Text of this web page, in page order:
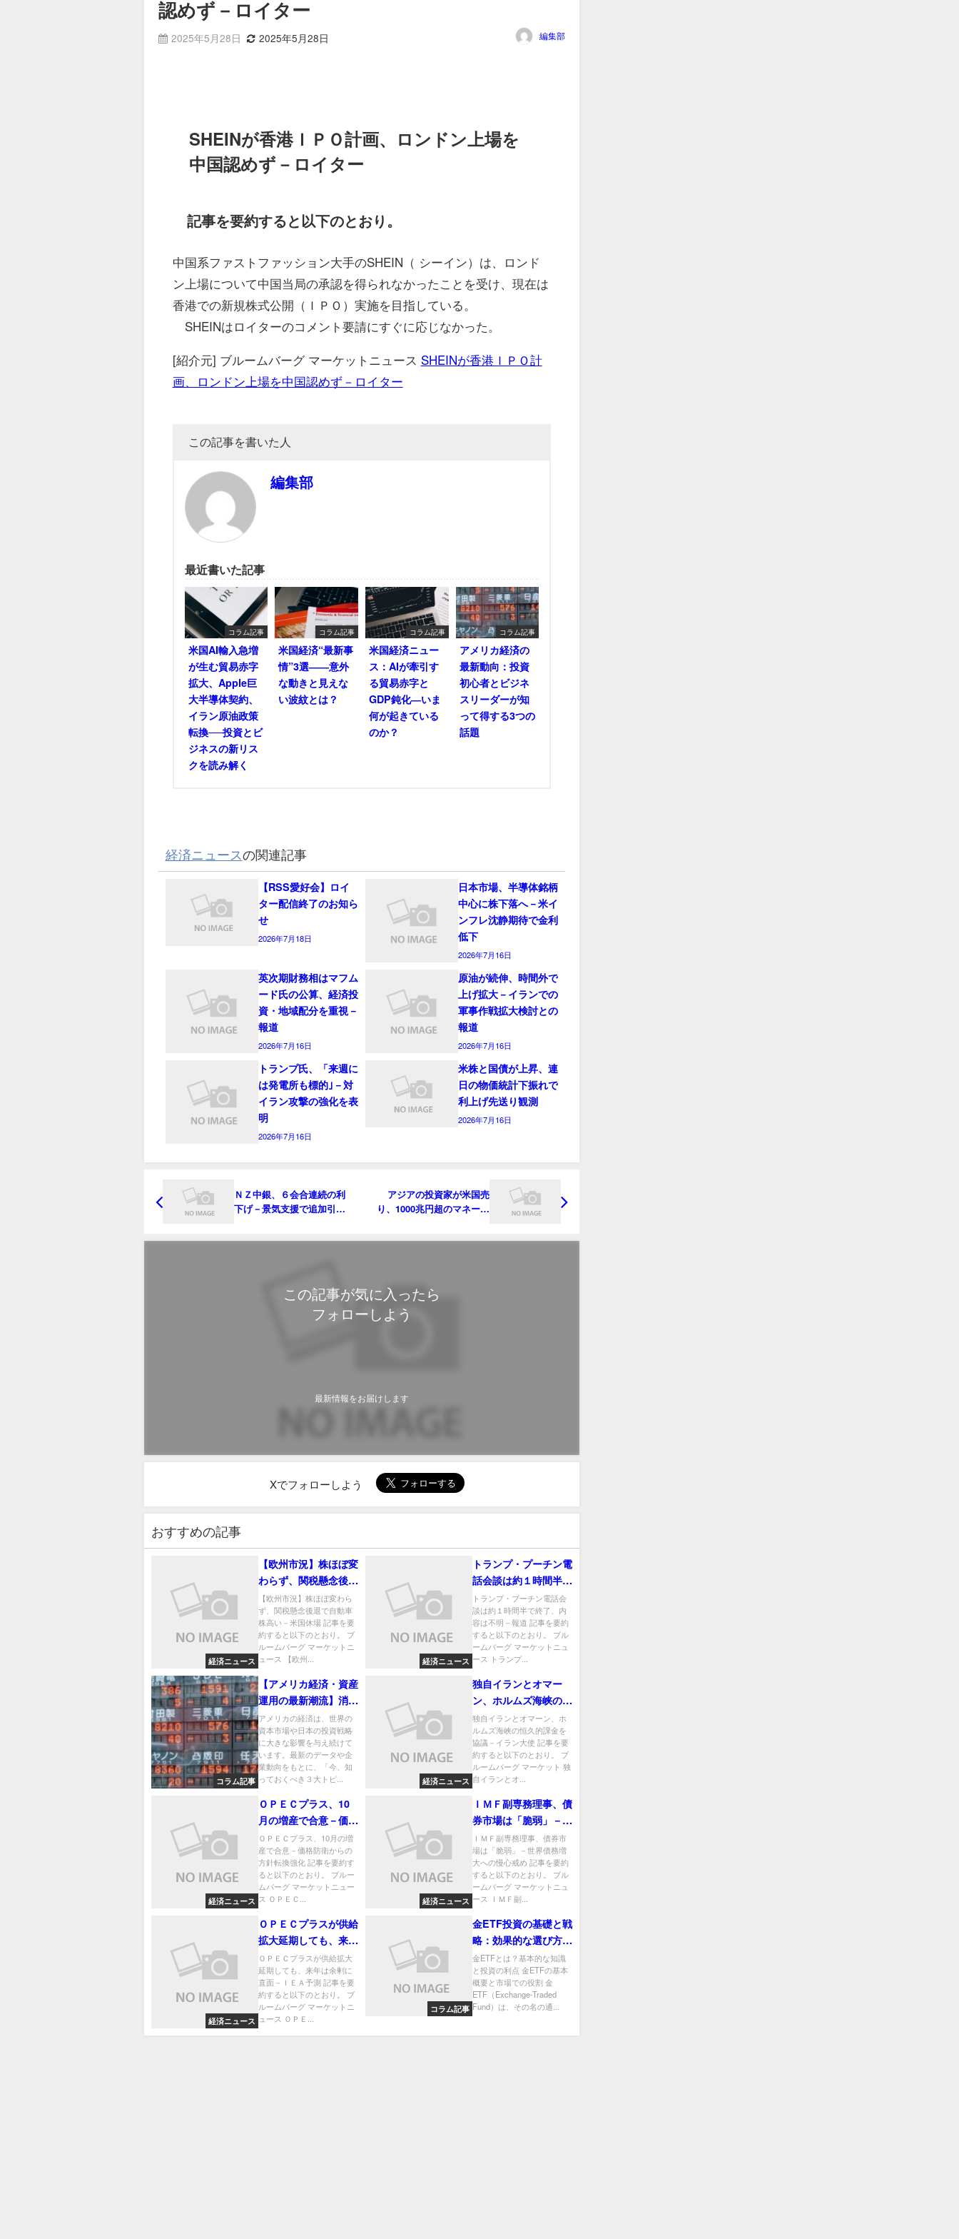
認めず－ロイター
2025年5月28日 2025年5月28日 編集部
SHEINが香港ＩＰＯ計画、ロンドン上場を
中国認めず－ロイター
記事を要約すると以下のとおり。
中国系ファストファッション大手のSHEIN（ シーイン）は、ロンド
ン上場について中国当局の承認を得られなかったことを受け、現在は
香港での新規株式公開（ＩＰＯ）実施を目指している。
SHEINはロイターのコメント要請にすぐに応じなかった。
[紹介元] ブルームバーグ マーケットニュース SHEINが香港ＩＰＯ計
画、ロンドン上場を中国認めず－ロイター
この記事を書いた人
編集部
最近書いた記事
コラム記事
米国AI輸入急増
が生む貿易赤字
拡大、Apple巨
大半導体契約、
イラン原油政策
転換──投資とビ
ジネスの新リス
クを読み解く
コラム記事
米国経済“最新事
情”3選――意外
な動きと見えな
い波紋とは？
コラム記事
米国経済ニュー
ス：AIが牽引す
る貿易赤字と
GDP鈍化―いま
何が起きている
のか？
コラム記事
アメリカ経済の
最新動向：投資
初心者とビジネ
スリーダーが知
って得する3つの
話題
経済ニュースの関連記事
【RSS愛好会】ロイ
ター配信終了のお知ら
せ
2026年7月18日
日本市場、半導体銘柄
中心に株下落へ－米イ
ンフレ沈静期待で金利
低下
2026年7月16日
英次期財務相はマフム
ード氏の公算、経済投
資・地域配分を重視－
報道
2026年7月16日
原油が続伸、時間外で
上げ拡大－イランでの
軍事作戦拡大検討との
報道
2026年7月16日
トランプ氏、「来週に
は発電所も標的｣－対
イラン攻撃の強化を表
明
2026年7月16日
米株と国債が上昇、連
日の物価統計下振れで
利上げ先送り観測
2026年7月16日
ＮＺ中銀、６会合連続の利
下げ－景気支援で追加引き
アジアの投資家が米国売
り、1000兆円超のマネー巻
この記事が気に入ったら
フォローしよう
最新情報をお届けします
Xでフォローしよう
おすすめの記事
経済ニュース
【欧州市況】株ほぼ変
わらず、関税懸念後退
で自動車株高い－米国
休場
【欧州市況】株ほぼ変わら
ず、関税懸念後退で自動車
株高い－米国休場 記事を要
約すると以下のとおり。 ブ
ルームバーグ マーケットニ
ュース 【欧州...
経済ニュース
トランプ・プーチン電
話会談は約１時間半で
終了、内容は不明－報
道
トランプ・プーチン電話会
談は約１時間半で終了、内
容は不明－報道 記事を要約
すると以下のとおり。 ブル
ームバーグ マーケットニュ
ース トランプ...
コラム記事
【アメリカ経済・資産
運用の最新潮流】消費
堅調、AI半導体躍進、
その裏で進む企業投資
の新展開
アメリカの経済は、世界の
資本市場や日本の投資戦略
に大きな影響を与え続けて
います。最新のデータや企
業動向をもとに、「今、知
っておくべき３大トピ...
経済ニュース
独自イランとオマー
ン、ホルムズ海峡の恒
久的課金を協議－イラ
ン大使
独自イランとオマーン、ホ
ルムズ海峡の恒久的課金を
協議－イラン大使 記事を要
約すると以下のとおり。 ブ
ルームバーグ マーケット 独
自イランとオ...
経済ニュース
ＯＰＥＣプラス、10
月の増産で合意－価格
防衛からの方針転換強
化
ＯＰＥＣプラス、10月の増
産で合意－価格防衛からの
方針転換強化 記事を要約す
ると以下のとおり。 ブルー
ムバーグ マーケットニュー
ス ＯＰＥＣ...
経済ニュース
ＩＭＦ副専務理事、債
券市場は「脆弱」－世
界債務増大への慢心戒
め
ＩＭＦ副専務理事、債券市
場は「脆弱」－世界債務増
大への慢心戒め 記事を要約
すると以下のとおり。 ブル
ームバーグ マーケットニュ
ース ＩＭＦ副...
経済ニュース
ＯＰＥＣプラスが供給
拡大延期しても、来年
は余剰に直面－ＩＥＡ
予測
ＯＰＥＣプラスが供給拡大
延期しても、来年は余剰に
直面－ＩＥＡ予測 記事を要
約すると以下のとおり。 ブ
ルームバーグ マーケットニ
ュース ＯＰＥ...
コラム記事
金ETF投資の基礎と戦
略：効果的な選び方と
投資のコツ
金ETFとは？基本的な知識
と投資の利点 金ETFの基本
概要と市場での役割 金
ETF（Exchange-Traded
Fund）は、その名の通...